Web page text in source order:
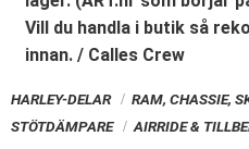
Vill du handla i butik så
innan. / Calles Crew
HARLEY-DELAR RAM, CHASSIE,
STÖTDÄMPARE
AIRRIDE &